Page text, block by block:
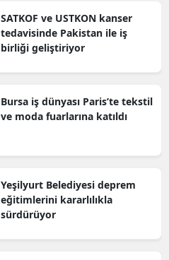
SATKOF ve USTKON kanser
tedavisinde Pakistan ile iş
birliği geliştiriyor
Bursa iş dünyası Paris’te tekstil
ve moda fuarlarına katıldı
Yeşilyurt Belediyesi deprem
eğitimlerini kararlılıkla
sürdürüyor